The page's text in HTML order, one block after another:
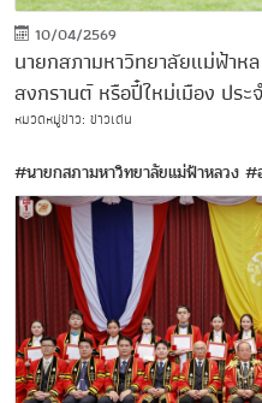
10/04/2569
นายกสภามหาวิทยาลัยแม่ฟ้าห
สงกรานต์ หรือปี๋ใหม่เมือง ประ
หมวดหมู่ข่าว: ข่าวเด่น
#นายกสภามหาวิทยาลัยแม่ฟ้าหลวง #